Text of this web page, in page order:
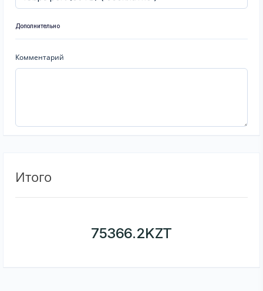
Дополнительно
Комментарий
Итого
75366.2KZT